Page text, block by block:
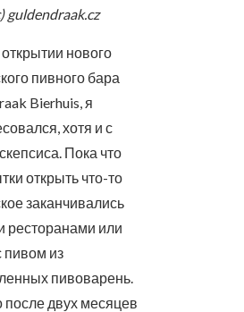
guldendraak.cz
нового
пивного бара
Bierhuis, я
хотя и с
Пока что
открыть что-то
заканчивались
ресторанами или
пивом из
пивоварень.
после двух месяцев